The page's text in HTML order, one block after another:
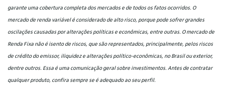
garante uma cobertura completa dos mercados e de todos os fatos ocorridos. O
mercado de renda variável é considerado de alto risco, porque pode sofrer grandes
oscilações causadas por alterações políticas e econômicas, entre outras. O mercado de
Renda Fixa não é isento de riscos, que são representados, principalmente, pelos riscos
de crédito do emissor, iliquidez e alterações político-econômicas, no Brasil ou exterior,
dentre outros. Essa é uma comunicação geral sobre investimentos. Antes de contratar
qualquer produto, confira sempre se é adequado ao seu perfil.